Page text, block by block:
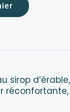
sirop